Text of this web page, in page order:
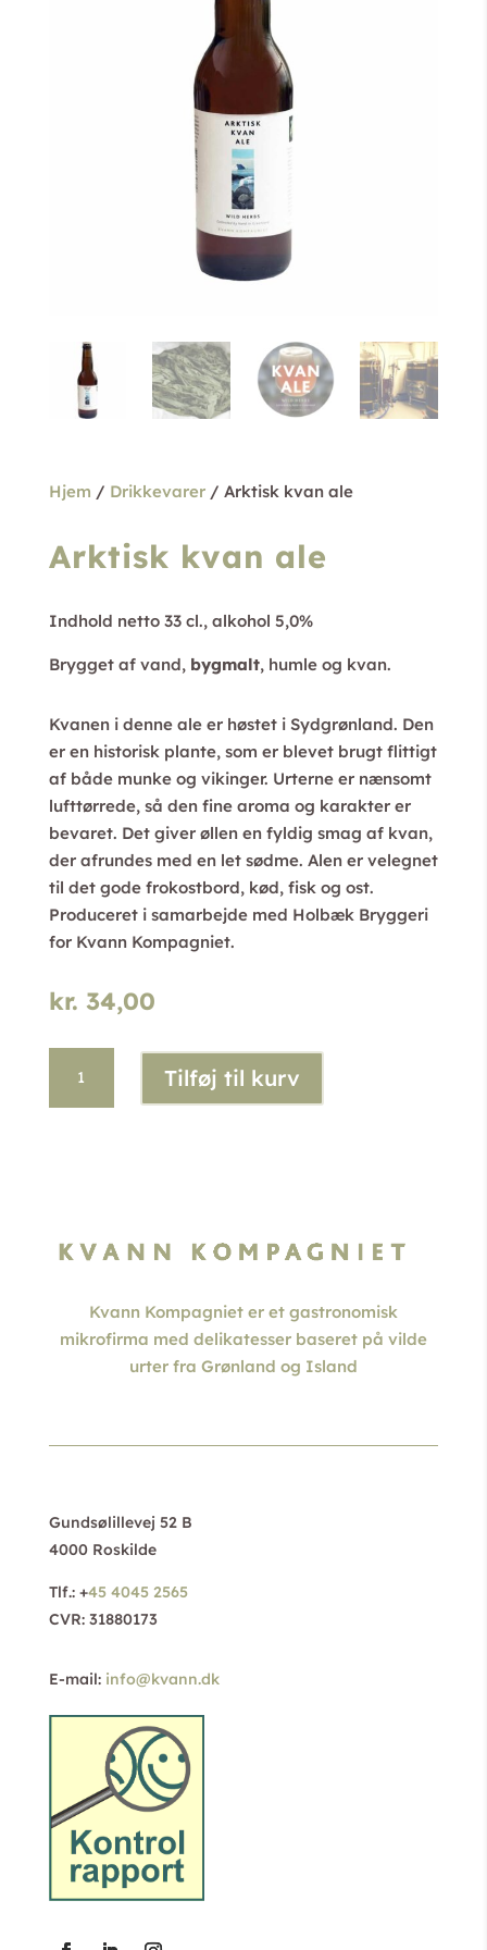
Hjem / Drikkevarer/ Arktisk kvan ale
Arktisk kvan ale
Indhold netto 33 cl., alkohol 5,0%
Brygget af vand, bygmalt, humle og kvan.
Kvanen i denne ale er høstet i Sydgrønland. Den
er en historisk plante, som er blevet brugt flittigt
af både munke og vikinger. Urterne er nænsomt
lufttørrede, så den fine aroma og karakter er
bevaret. Det giver øllen en fyldig smag af kvan,
der afrundes med en let sødme. Alen er velegnet
til det gode frokostbord, kød, fisk og ost.
Produceret i samarbejde med Holbæk Bryggeri
for Kvann Kompagniet.
kr. 34,00
kvan
Tilføj til kurv
Kvann Kompagniet er et gastronomisk
mikrofirma med delikatesser baseret på vilde
urter fra Grønland og Island
Gundsølillevej 52 B
4000 Roskilde
Tlf.: +45 4045 2565
CVR: 31880173
E-mail: info@kvann.dk